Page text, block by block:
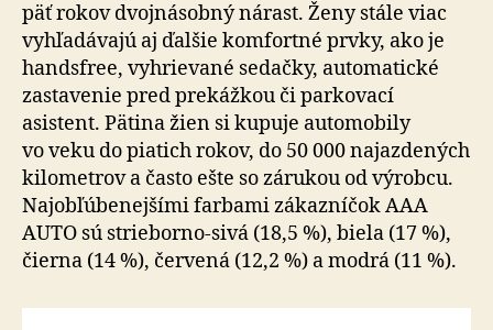
päť rokov dvojnásobný nárast. Ženy stále viac
vyhľadávajú aj ďalšie komfortné prvky, ako je
handsfree, vyhrievané sedačky, automatické
zastavenie pred prekážkou či parkovací
asistent. Pätina žien si kupuje automobily
vo veku do piatich rokov, do 50 000 najazdených
kilometrov a často ešte so zárukou od výrobcu.
Najobľúbenejšími farbami zákazníčok AAA
AUTO sú strieborno-sivá (18,5 %), biela (17 %),
čierna (14 %), červená (12,2 %) a modrá (11 %).